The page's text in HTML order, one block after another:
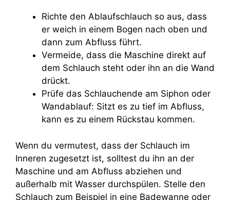
Richte den Ablaufschlauch so aus, dass
er weich in einem Bogen nach oben und
dann zum Abfluss führt.
Vermeide, dass die Maschine direkt auf
dem Schlauch steht oder ihn an die Wand
drückt.
Prüfe das Schlauchende am Siphon oder
Wandablauf: Sitzt es zu tief im Abfluss,
kann es zu einem Rückstau kommen.
Wenn du vermutest, dass der Schlauch im
Inneren zugesetzt ist, solltest du ihn an der
Maschine und am Abfluss abziehen und
außerhalb mit Wasser durchspülen. Stelle den
Schlauch zum Beispiel in eine Badewanne oder